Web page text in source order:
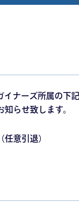
ナーズ所属の下
らせ致します。
引退）